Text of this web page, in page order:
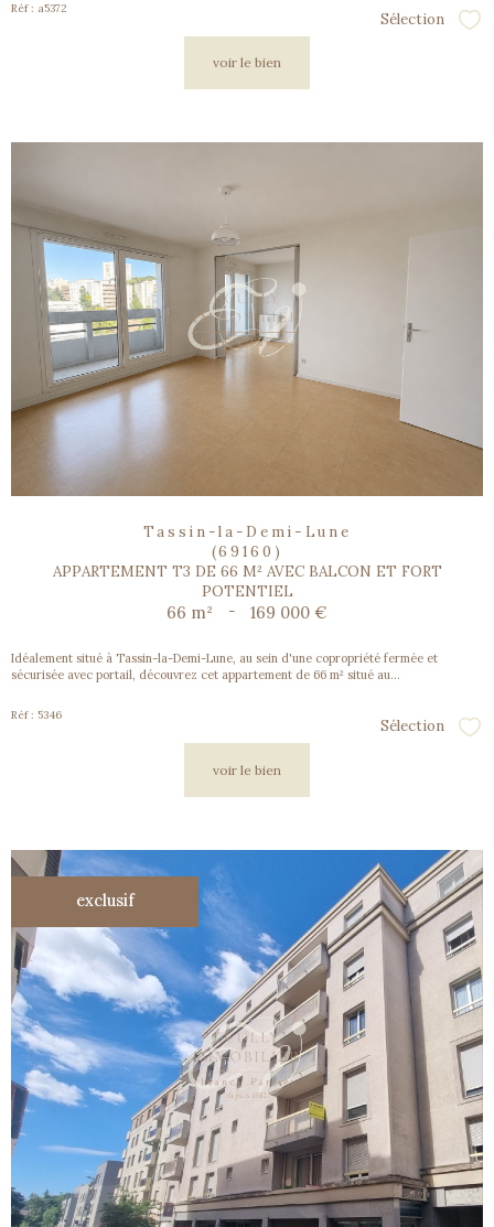
Réf : a5372
Sélection
voir le bien
Tassin-la-Demi-Lune
(69160)
APPARTEMENT T3 DE 66 M² AVEC BALCON ET FORT
POTENTIEL
66 m² - 169 000 €
Idéalement situé à Tassin-la-Demi-Lune, au sein d'une copropriété fermée et
sécurisée avec portail, découvrez cet appartement de 66 m² situé au...
Réf : 5346
Sélection
voir le bien
exclusif